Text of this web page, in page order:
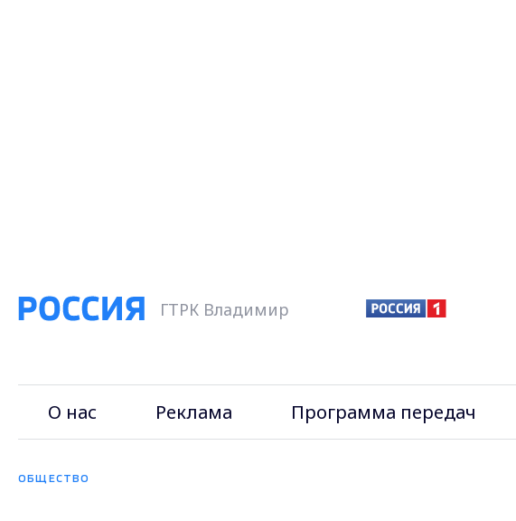
ГТРК Владимир
О нас Реклама Программа передач
ОБЩЕСТВО